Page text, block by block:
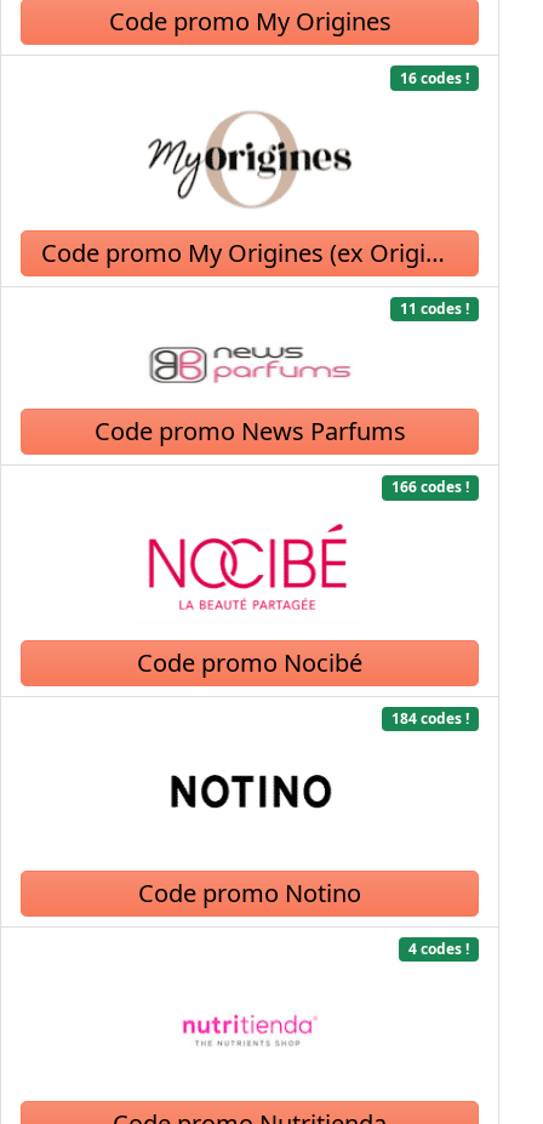
Code promo My Origines
16 codes !
Code promo My Origines (ex Origines Parfums)
11 codes !
Code promo News Parfums
166 codes !
Code promo Nocibé
184 codes !
Code promo Notino
4 codes !